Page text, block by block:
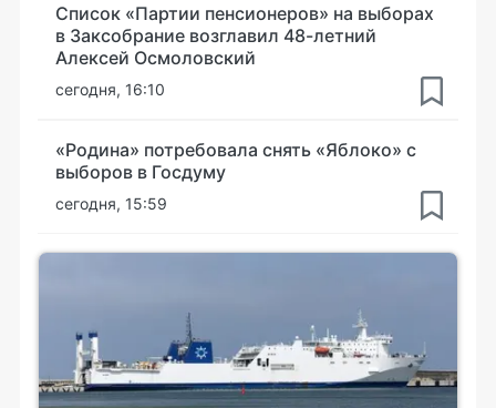
Список «Партии пенсионеров» на выборах
в Заксобрание возглавил 48-летний
Алексей Осмоловский
сегодня, 16:10
«Родина» потребовала снять «Яблоко» с
выборов в Госдуму
сегодня, 15:59